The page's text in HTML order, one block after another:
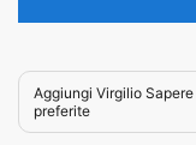
Aggiungi Virgilio Sapere
preferite